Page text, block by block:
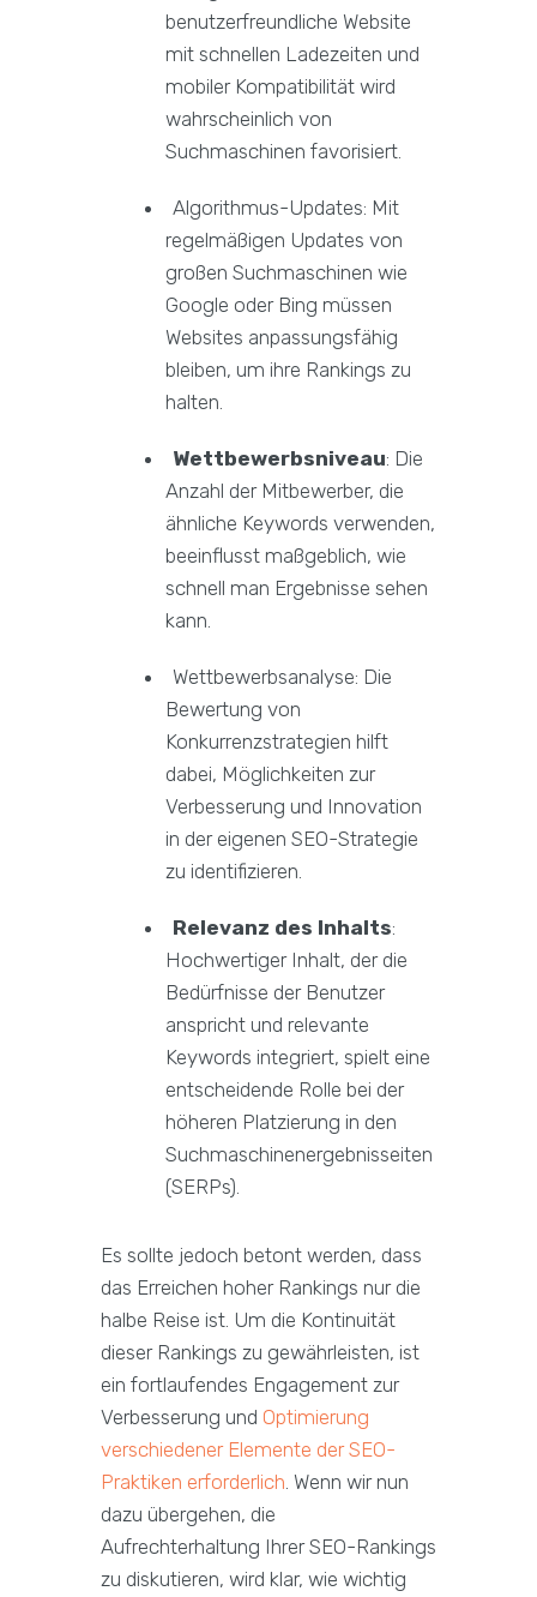
benutzerfreundliche Website
mit schnellen Ladezeiten und
mobiler Kompatibilität wird
wahrscheinlich von
Suchmaschinen favorisiert.
Algorithmus-Updates: Mit
regelmäßigen Updates von
großen Suchmaschinen wie
Google oder Bing müssen
Websites anpassungsfähig
bleiben, um ihre Rankings zu
halten.
Wettbewerbsniveau: Die
Anzahl der Mitbewerber, die
ähnliche Keywords verwenden,
beeinflusst maßgeblich, wie
schnell man Ergebnisse sehen
kann.
Wettbewerbsanalyse: Die
Bewertung von
Konkurrenzstrategien hilft
dabei, Möglichkeiten zur
Verbesserung und Innovation
in der eigenen SEO-Strategie
zu identifizieren.
Relevanz des Inhalts:
Hochwertiger Inhalt, der die
Bedürfnisse der Benutzer
anspricht und relevante
Keywords integriert, spielt eine
entscheidende Rolle bei der
höheren Platzierung in den
Suchmaschinenergebnisseiten
(SERPs).
Es sollte jedoch betont werden, dass
das Erreichen hoher Rankings nur die
halbe Reise ist. Um die Kontinuität
dieser Rankings zu gewährleisten, ist
ein fortlaufendes Engagement zur
Verbesserung und Optimierung
verschiedener Elemente der SEO-
Praktiken erforderlich . Wenn wir nun
dazu übergehen, die
Aufrechterhaltung Ihrer SEO-Rankings
zu diskutieren, wird klar, wie wichtig